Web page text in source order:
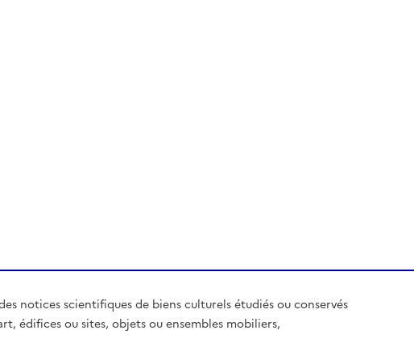
notices scientifiques de biens culturels étudiés ou conservés
édifices ou sites, objets ou ensembles mobiliers,